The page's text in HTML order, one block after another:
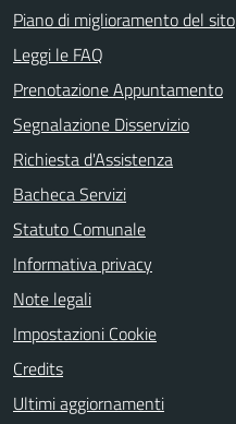
Piano di miglioramento del sito
Leggi le FAQ
Prenotazione Appuntamento
Segnalazione Disservizio
Richiesta d'Assistenza
Bacheca Servizi
Statuto Comunale
Informativa privacy
Note legali
Impostazioni Cookie
Credits
Ultimi aggiornamenti